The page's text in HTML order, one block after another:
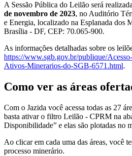
A Sessão Pública do Leilão será
de novembro de 2023, no Auditório
e Energia, localizado na Esplanada
Brasília - DF, CEP: 70.065-900.
As informações detalhadas sobre os
https://www.sgb.gov.br/publique/
Ativos-Minerarios-do-SGB-6571.html.
Como ver as áreas
Com o Jazida você acessa todas as 27
basta ativar o filtro Leilão - CPRM na
Disponibilidade” e elas são plotadas no
Ao clicar em cada uma das áreas, você
processo minerário.